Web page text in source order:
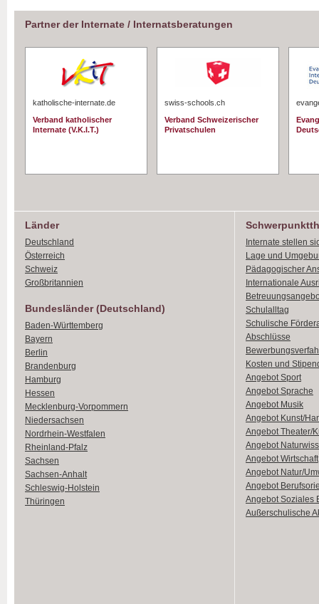
Partner der Internate / Internatsberatungen
katholische-internate.de
Verband katholischer
Internate (V.K.I.T.)
swiss-schools.ch
Verband Schweizerischer
Privatschulen
Länder
Deutschland
Österreich
Schweiz
Großbritannien
Bundesländer (Deutschland)
Baden-Württemberg
Bayern
Berlin
Brandenburg
Hamburg
Hessen
Mecklenburg-Vorpommern
Niedersachsen
Nordrhein-Westfalen
Rheinland-Pfalz
Sachsen
Sachsen-Anhalt
Schleswig-Holstein
Thüringen
Internate stellen
Lage und
Pädagogischer
Internationale
Schulalltag
Schulische
Abschlüsse
Kosten und
Angebot Sport
Angebot Sprache
Angebot Musik
Angebot Kunst/
Angebot Theater/
Angebot
Angebot Wirtschaft
Angebot Natur/
Angebot
Angebot Soziales
Außerschulische